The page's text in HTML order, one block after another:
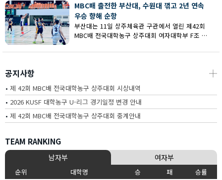
MBC배 출전한 부산대, 수원대 꺾고 2년 연속
우승 향해 순항
부산대는 11일 상주체육관 구관에서 열린 제42회
MBC배 전국대학농구 상주대회 여자대학부 F조 예
공지사항 ┼
• 제 42회 MBC배 전국대학농구 상주대회 시상내역
• 2026 KUSF 대학농구 U-리그 경기일정 변경 안내
• 제 42회 MBC배 전국대학농구 상주대회 중계안내
TEAM RANKING
남자부 여자부
순위 대학명 승 패
승률